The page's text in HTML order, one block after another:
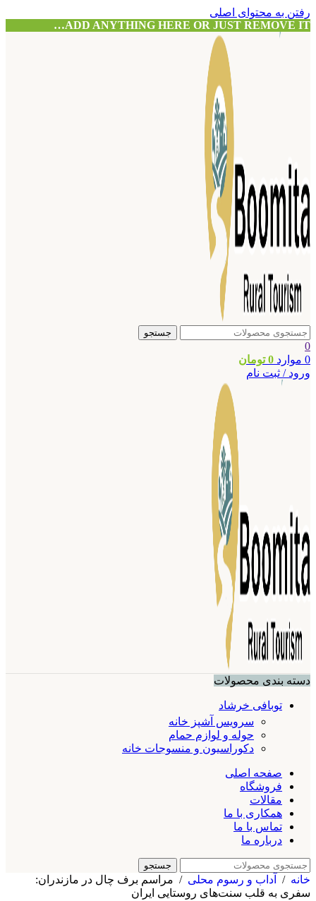
رفتن به محتوای اصلی
ADD ANYTHING HERE OR JUST REMOVE IT…
جستجو
0
0 موارد 0 تومان
ورود / ثبت نام
دسته بندی محصولات
توبافی خرشاد
سرویس آشپز خانه
حوله و لوازم حمام
دکوراسیون و منسوجات خانه
صفحه اصلی
فروشگاه
مقالات
همکاری با ما
تماس با ما
درباره ما
جستجو
خانه / آداب و رسوم محلی / مراسم برف چال در مازندران:
سفری به قلب سنت‌های روستایی ایران